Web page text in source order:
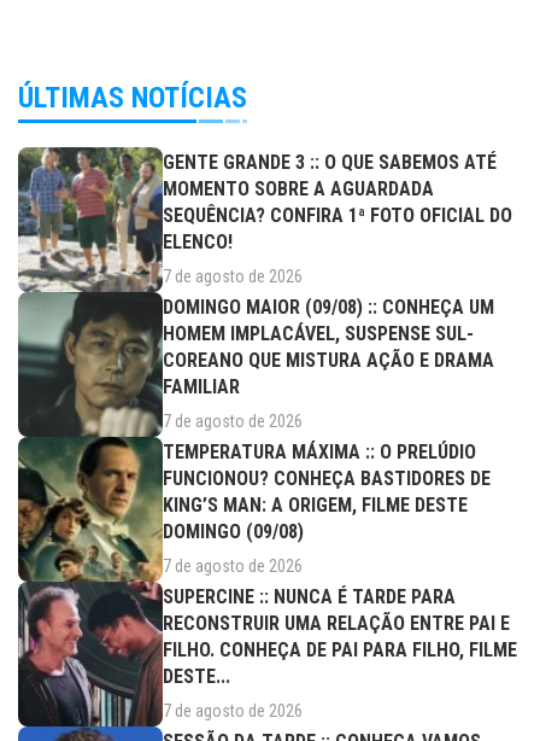
ÚLTIMAS NOTÍCIAS
GENTE GRANDE 3 :: O QUE SABEMOS ATÉ
MOMENTO SOBRE A AGUARDADA
SEQUÊNCIA? CONFIRA 1ª FOTO OFICIAL DO
ELENCO!
7 de agosto de 2026
DOMINGO MAIOR (09/08) :: CONHEÇA UM
HOMEM IMPLACÁVEL, SUSPENSE SUL-
COREANO QUE MISTURA AÇÃO E DRAMA
FAMILIAR
7 de agosto de 2026
TEMPERATURA MÁXIMA :: O PRELÚDIO
FUNCIONOU? CONHEÇA BASTIDORES DE
KING’S MAN: A ORIGEM, FILME DESTE
DOMINGO (09/08)
7 de agosto de 2026
SUPERCINE :: NUNCA É TARDE PARA
RECONSTRUIR UMA RELAÇÃO ENTRE PAI E
FILHO. CONHEÇA DE PAI PARA FILHO, FILME
DESTE...
7 de agosto de 2026